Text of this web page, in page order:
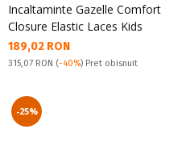
Incaltaminte Gazelle Comfort
Closure Elastic Laces Kids
Текуща цена:
189,02 RON
Pret obisnuit:
315,07 RON (-40%) Pret obisnuit
-25%